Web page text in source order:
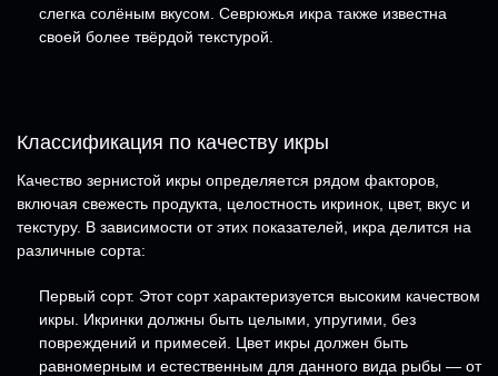
слегка солёным вкусом. Севрюжья икра также известна
своей более твёрдой текстурой.
Классификация по качеству икры
Качество зернистой икры определяется рядом факторов,
включая свежесть продукта, целостность икринок, цвет, вкус и
текстуру. В зависимости от этих показателей, икра делится на
различные сорта:
Первый сорт. Этот сорт характеризуется высоким качеством
икры. Икринки должны быть целыми, упругими, без
повреждений и примесей. Цвет икры должен быть
равномерным и естественным для данного вида рыбы — от